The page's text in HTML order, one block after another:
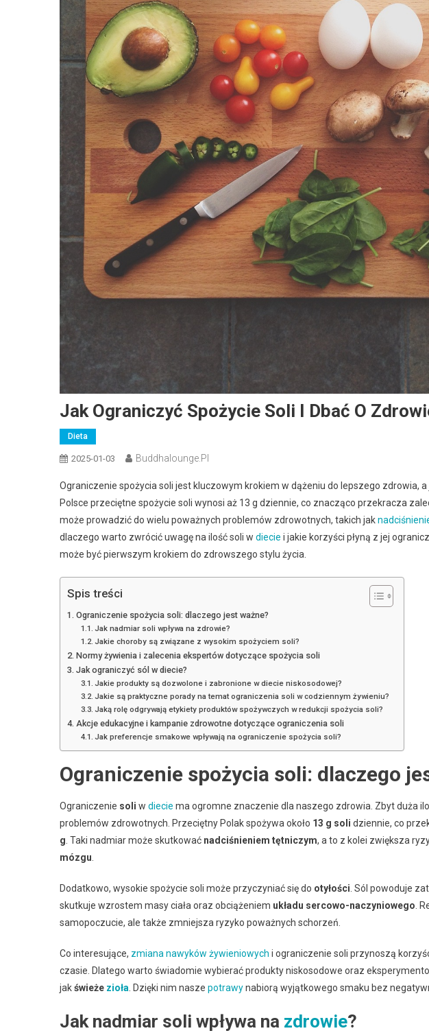
Jak Ograniczyć Spożycie Soli I Dbać O
Dieta
2025-01-03 Buddhalounge.pl
Ograniczenie spożycia soli jest kluczowym krokiem w dążeniu do lepszego zdrowia,
Polsce przeciętne spożycie soli wynosi aż 13 g dziennie, co znacząco przekracza
może prowadzić do wielu poważnych problemów zdrowotnych, takich jak
dlaczego warto zwrócić uwagę na ilość soli w diecie i jakie korzyści płyną z jej
może być pierwszym krokiem do zdrowszego stylu życia.
Spis treści
Ograniczenie spożycia soli: dlaczego jest ważne?
Jak nadmiar soli wpływa na zdrowie?
Jakie choroby są związane z wysokim spożyciem soli?
Normy żywienia i zalecenia ekspertów dotyczące spożycia soli
Jak ograniczyć sól w diecie?
Jakie produkty są dozwolone i zabronione w diecie niskosodowej?
Jakie są praktyczne porady na temat ograniczenia soli w codziennym żywieniu?
Jaką rolę odgrywają etykiety produktów spożywczych w redukcji spożycia soli?
Akcje edukacyjne i kampanie zdrowotne dotyczące ograniczenia soli
Jak preferencje smakowe wpływają na ograniczenie spożycia soli?
Ograniczenie spożycia soli: dlaczego
Ograniczenie soli w diecie ma ogromne znaczenie dla naszego zdrowia. Zbyt duża
problemów zdrowotnych. Przeciętny Polak spożywa około 13 g soli dziennie, co
g . Taki nadmiar może skutkować nadciśnieniem tętniczym, a to z kolei zwiększa
mózgu
Dodatkowo, wysokie spożycie soli może przyczyniać się do otyłości . Sól powoduje
skutkuje wzrostem masy ciała oraz obciążeniem układu sercowo-naczyniowego .
samopoczucie, ale także zmniejsza ryzyko poważnych schorzeń.
Co interesujące, zmiana nawyków żywieniowych i ograniczenie soli przynoszą
czasie. Dlatego warto świadomie wybierać produkty niskosodowe oraz
jakświeże zioła . Dzięki nim nasze potrawynabiorą wyjątkowego smaku bez
Jak nadmiar soli wpływa na zdrowie?